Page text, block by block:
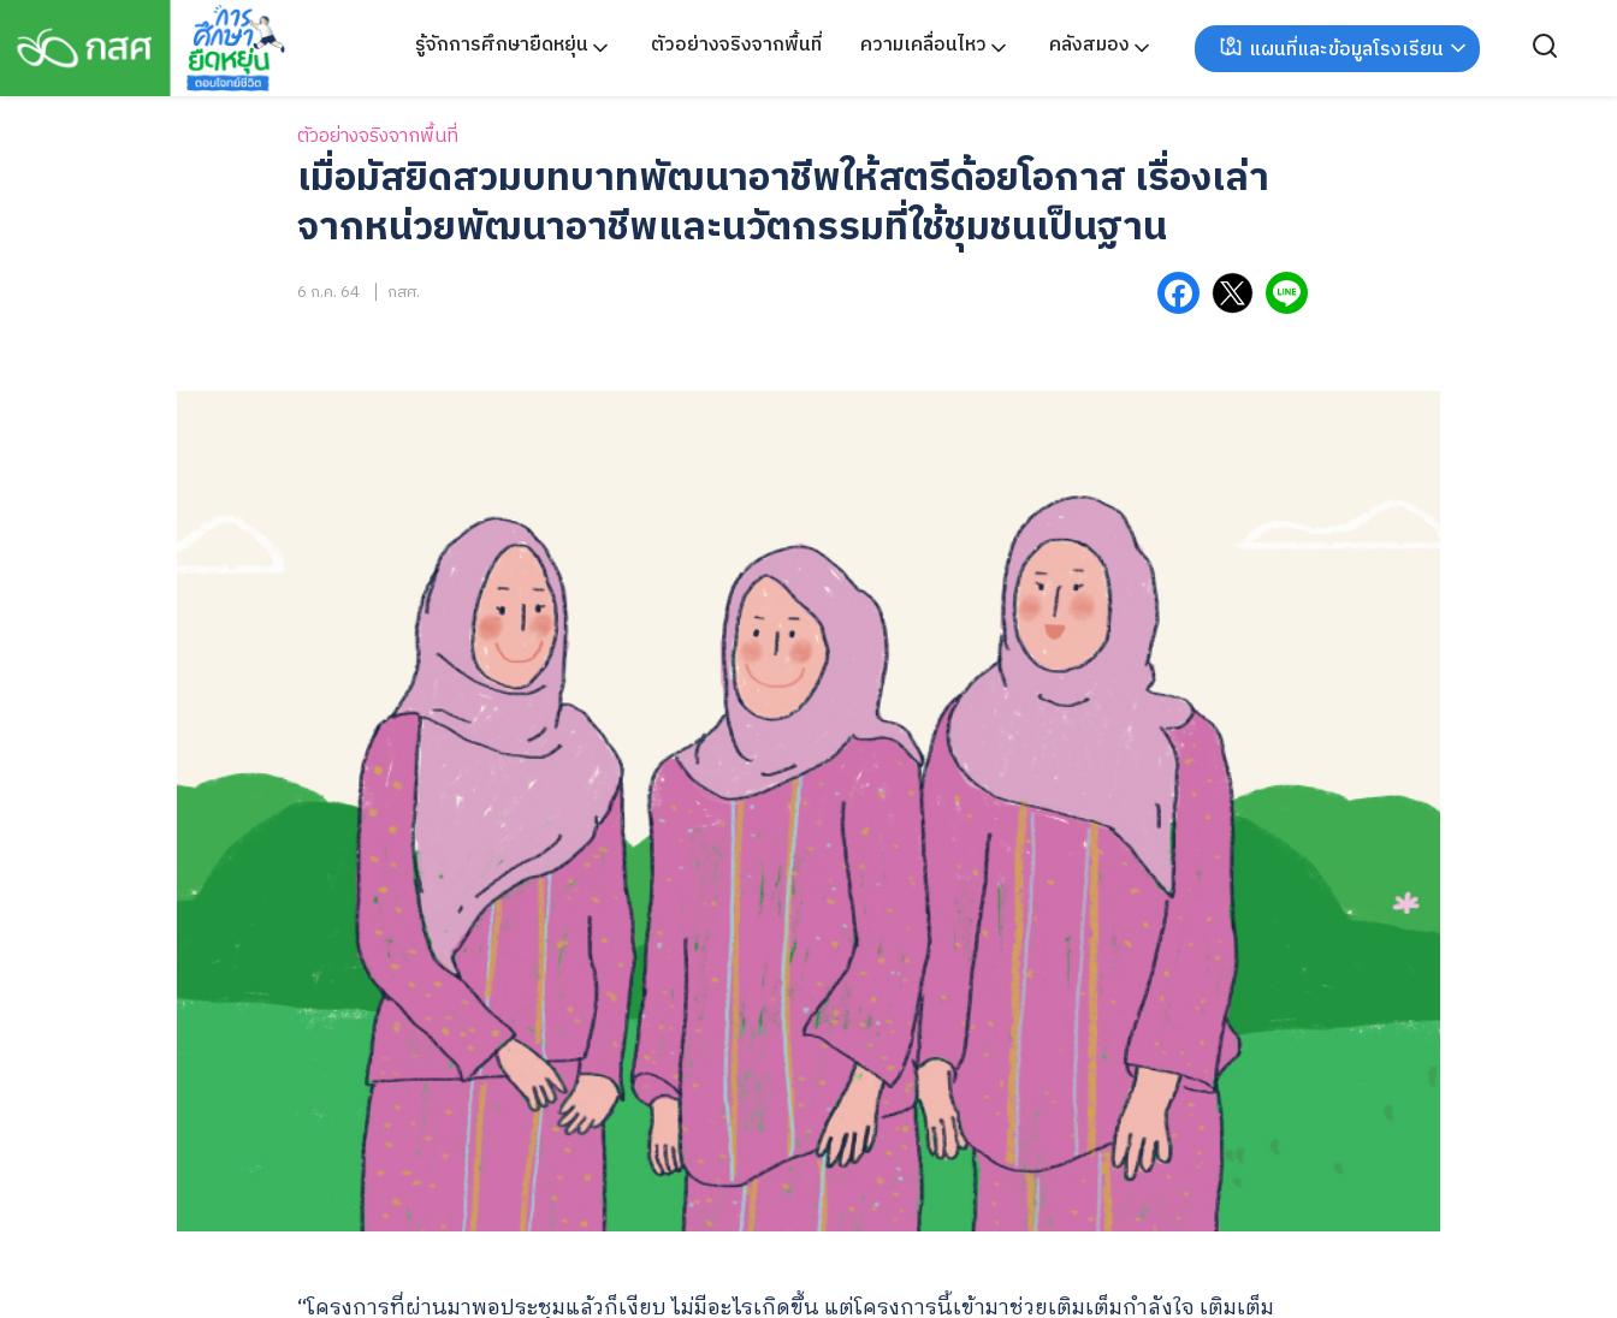
content
รู้จักการศึกษายืดหยุ่น ตัวอย่างจริงจากพื้นที่ ความเคลื่อนไหว คลังสมอง แผนที่และข้อมูลโรงเรียน
ตัวอย่างจริงจากพื้นที่
เมื่อมัสยิดสวมบทบาทพัฒนาอาชีพให้สตรีด้อยโอกาส เรื่องเล่า
จากหน่วยพัฒนาอาชีพและนวัตกรรมที่ใช้ชุมชนเป็นฐาน
6 ก.ค. 64 กสศ.
“โครงการที่ผ่านมาพอประชุมแล้วก็เงียบ ไม่มีอะไรเกิดขึ้น แต่โครงการนี้เข้ามาช่วยเติมเต็มกำลังใจ เติมเต็ม